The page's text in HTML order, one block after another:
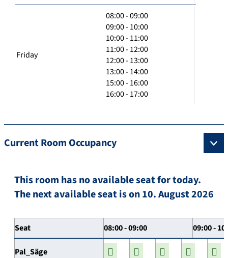
Friday
08:00 - 09:00
09:00 - 10:00
10:00 - 11:00
11:00 - 12:00
12:00 - 13:00
13:00 - 14:00
15:00 - 16:00
16:00 - 17:00
Current Room Occupancy
This room has no available seat for today.
The next available seat is on 10. August 2026
Seat 08:00 - 09:00 09:00 -
Pal_Säge